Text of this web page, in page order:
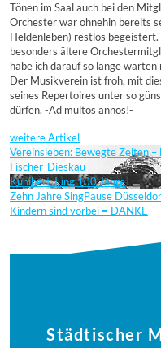
Tönen im Saal auch bei den
Orchester war ohnehin bereits
Heldenleben) restlos
besonders ältere
habe ich darauf so lange warten
Der Musikverein ist froh, mit
seines Repertoires unter so
dürfen. -Ad multos annos!-
weitere Artikel
Vereinsleben: Bewegte Zeiten
Fischer-Dieskau
Kunibert Jung 100 Jahre
Zehn Jahre SingPause
Kindern sind vorbei = DANKE
Städtischer